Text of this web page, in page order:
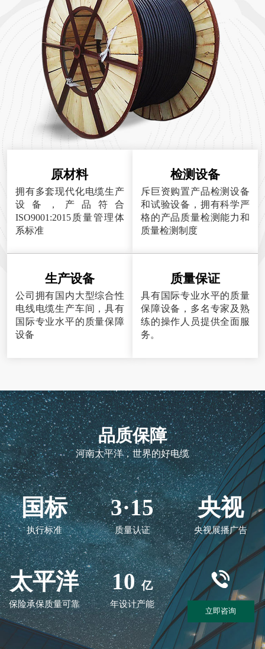
原材料
拥有多套现代化电缆生产
设备，产品符合
ISO9001:2015质量管理体
系标准
检测设备
斥巨资购置产品检测设备
和试验设备，拥有科学严
格的产品质量检测能力和
质量检测制度
生产设备
公司拥有国内大型综合性
电线电缆生产车间，具有
国际专业水平的质量保障
设备
质量保证
具有国际专业水平的质量
保障设备，多名专家及熟
练的操作人员提供全面服
务。
品质保障
河南太平洋，世界的好电缆
国标
执行标准
3·15
质量认证
央视
央视展播广告
太平洋
保险承保质量可靠
10 亿
年设计产能
立即咨询